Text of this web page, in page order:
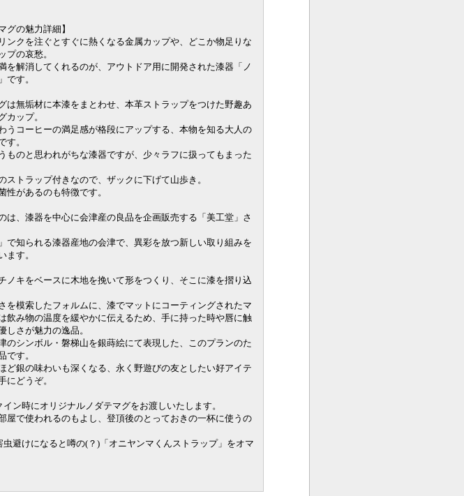
グの魅力詳細】
ンクを注ぐとすぐに熱くなる金属カップや、どこか物足りな
プの哀愁。
を解消してくれるのが、アウトドア用に開発された漆器「ノ
です。
は無垢材に本漆をまとわせ、本革ストラップをつけた野趣あ
カップ。
うコーヒーの満足感が格段にアップする、本物を知る大人の
す。
ものと思われがちな漆器ですが、少々ラフに扱ってもまった
ストラップ付きなので、ザックに下げて山歩き。
性があるのも特徴です。
は、漆器を中心に会津産の良品を企画販売する「美工堂」さ
で知られる漆器産地の会津で、異彩を放つ新しい取り組みを
ます。
ノキをベースに木地を挽いて形をつくり、そこに漆を摺り込
を模索したフォルムに、漆でマットにコーティングされたマ
飲み物の温度を緩やかに伝えるため、手に持った時や唇に触
しさが魅力の逸品。
のシンボル・磐梯山を銀蒔絵にて表現した、このプランのた
です。
ど銀の味わいも深くなる、永く野遊びの友としたい好アイテ
にどうぞ。
イン時にオリジナルノダテマグをお渡しいたします。
屋で使われるのもよし、登頂後のとっておきの一杯に使うの
虫避けになると噂の(？)「オニヤンマくんストラップ」をオマ